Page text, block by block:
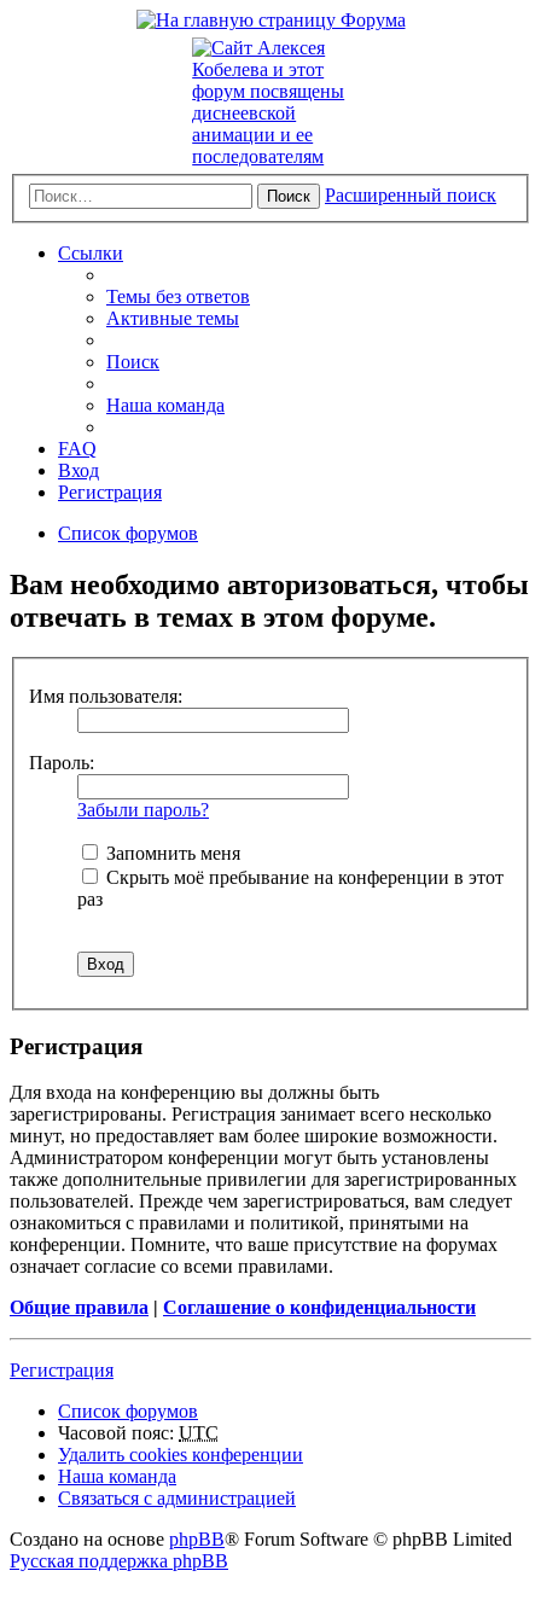
Поиск Расширенный поиск
Ссылки
Темы без ответов
Активные темы
Поиск
Наша команда
FAQ
Вход
Регистрация
Список форумов
Вам необходимо авторизоваться, чтобы
отвечать в темах в этом форуме.
Имя пользователя:
Пароль:
Забыли пароль?
Запомнить меня
Скрыть моё пребывание на конференции в этот
раз
Регистрация
Для входа на конференцию вы должны быть
зарегистрированы. Регистрация занимает всего несколько
минут, но предоставляет вам более широкие возможности.
Администратором конференции могут быть установлены
также дополнительные привилегии для зарегистрированных
пользователей. Прежде чем зарегистрироваться, вам следует
ознакомиться с правилами и политикой, принятыми на
конференции. Помните, что ваше присутствие на форумах
означает согласие со всеми правилами.
Общие правила | Соглашение о конфиденциальности
Регистрация
Список форумов
Часовой пояс: UTC
Удалить cookies конференции
Наша команда
Связаться с администрацией
Создано на основе phpBB® Forum Software © phpBB Limited
Русская поддержка phpBB